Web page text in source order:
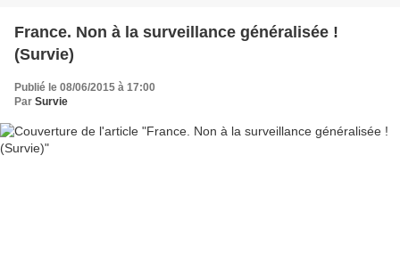
France. Non à la surveillance généralisée !
(Survie)
Publié le 08/06/2015 à 17:00
Par Survie